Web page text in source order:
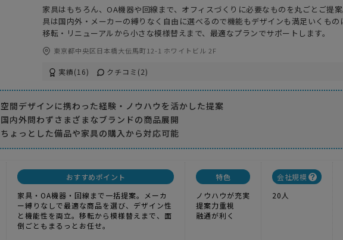
家具はもちろん、OA機器や回線まで、オフィスづくりに必要なものを丸ごとご提
具は国内外・メーカーの縛りなく自由に選べるので機能もデザインも満足いくもの
移転・リニューアルから小さな模様替えまで、最適なプランでサポートします。
東京都中央区日本橋大伝馬町12-1 ホワイトビル 2F
実績(16) クチコミ(2)
空間デザインに携わった経験・ノウハウを活かした提案
国内外問わずさまざまなブランドの商品展開
ちょっとした備品や家具の購入から対応可能
おすすめポイント
家具・OA機器・回線まで一括提案。メーカ
ー縛りなしで最適な商品を選び、デザイン性
と機能性を両立。移転から模様替えまで、面
倒ごともまるっとお任せ。
特色
ノウハウが充実
提案力重視
融通が利く
会社規模
20人